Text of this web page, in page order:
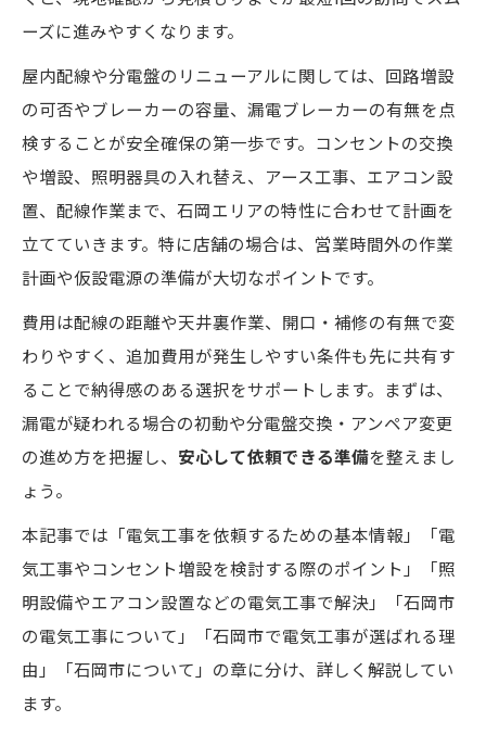
ーズに進みやすくなります。
屋内配線や分電盤のリニューアルに関しては、回路増設
の可否やブレーカーの容量、漏電ブレーカーの有無を点
検することが安全確保の第一歩です。コンセントの交換
や増設、照明器具の入れ替え、アース工事、エアコン設
置、配線作業まで、石岡エリアの特性に合わせて計画を
立てていきます。特に店舗の場合は、営業時間外の作業
計画や仮設電源の準備が大切なポイントです。
費用は配線の距離や天井裏作業、開口・補修の有無で変
わりやすく、追加費用が発生しやすい条件も先に共有す
ることで納得感のある選択をサポートします。まずは、
漏電が疑われる場合の初動や分電盤交換・アンペア変更
の進め方を把握し、 安心して依頼できる準備を整えまし
ょう。
本記事では「電気工事を依頼するための基本情報」「電
気工事やコンセント増設を検討する際のポイント」「照
明設備やエアコン設置などの電気工事で解決」「石岡市
の電気工事について」「石岡市で電気工事が選ばれる理
由」「石岡市について」の章に分け、詳しく解説してい
ます。